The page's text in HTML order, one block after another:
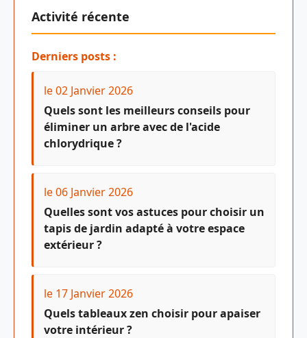
Activité récente
Derniers posts :
le 02 Janvier 2026
Quels sont les meilleurs conseils pour
éliminer un arbre avec de l'acide
chlorydrique ?
le 06 Janvier 2026
Quelles sont vos astuces pour choisir un
tapis de jardin adapté à votre espace
extérieur ?
le 17 Janvier 2026
Quels tableaux zen choisir pour apaiser
votre intérieur ?